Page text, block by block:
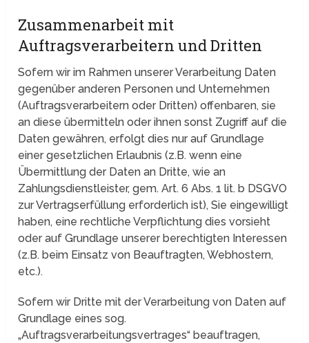
Zusammenarbeit mit
Auftragsverarbeitern und Dritten
Sofern wir im Rahmen unserer Verarbeitung Daten
gegenüber anderen Personen und Unternehmen
(Auftragsverarbeitern oder Dritten) offenbaren, sie
an diese übermitteln oder ihnen sonst Zugriff auf die
Daten gewähren, erfolgt dies nur auf Grundlage
einer gesetzlichen Erlaubnis (z.B. wenn eine
Übermittlung der Daten an Dritte, wie an
Zahlungsdienstleister, gem. Art. 6 Abs. 1 lit. b DSGVO
zur Vertragserfüllung erforderlich ist), Sie eingewilligt
haben, eine rechtliche Verpflichtung dies vorsieht
oder auf Grundlage unserer berechtigten Interessen
(z.B. beim Einsatz von Beauftragten, Webhostern,
etc.).
Sofern wir Dritte mit der Verarbeitung von Daten auf
Grundlage eines sog.
„Auftragsverarbeitungsvertrages“ beauftragen,